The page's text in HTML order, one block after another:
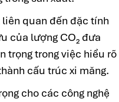
quan đến đặc tính
của lượng CO₂ đưa
trọng trong việc hiểu rõ
cấu trúc xi măng.
cho các công nghệ